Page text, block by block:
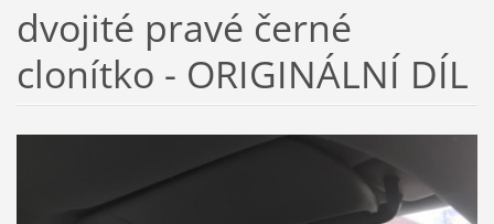
dvojité pravé černé
clonítko - ORIGINÁLNÍ DÍL